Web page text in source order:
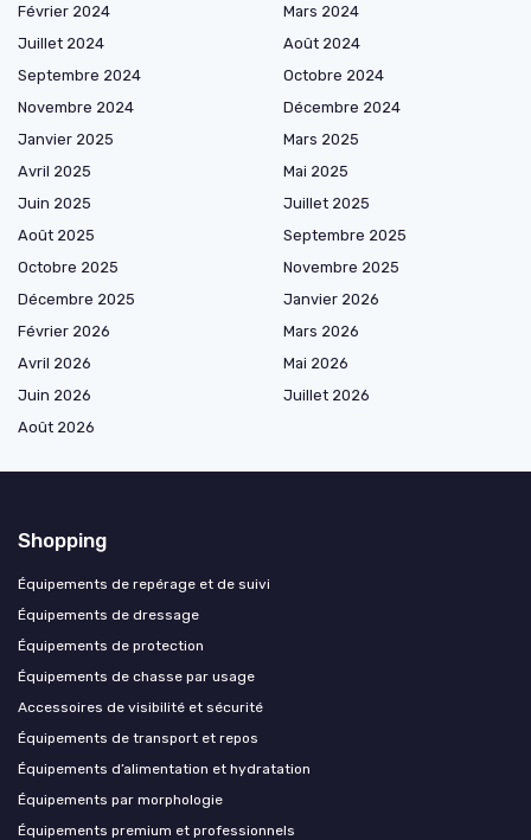
Février 2024
Mars 2024
Juillet 2024
Août 2024
Septembre 2024
Octobre 2024
Novembre 2024
Décembre 2024
Janvier 2025
Mars 2025
Avril 2025
Mai 2025
Juin 2025
Juillet 2025
Août 2025
Septembre 2025
Octobre 2025
Novembre 2025
Décembre 2025
Janvier 2026
Février 2026
Mars 2026
Avril 2026
Mai 2026
Juin 2026
Juillet 2026
Août 2026
Shopping
Équipements de repérage et de suivi
Équipements de dressage
Équipements de protection
Équipements de chasse par usage
Accessoires de visibilité et sécurité
Équipements de transport et repos
Équipements d’alimentation et hydratation
Équipements par morphologie
Équipements premium et professionnels